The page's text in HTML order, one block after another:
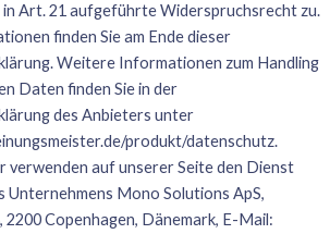
Art. 21 aufgeführte Widerspruchsrecht zu.
finden Sie am Ende dieser
Weitere Informationen zum Handling
Daten finden Sie in der
des Anbieters unter
produkt/datenschutz.
verwenden auf unserer Seite den Dienst
Unternehmens Mono Solutions ApS,
2200 Copenhagen, Dänemark, E-Mail: